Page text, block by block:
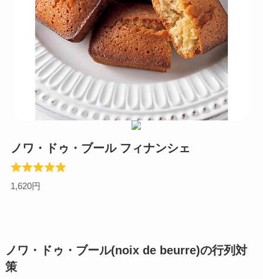
ノワ・ドゥ・ブール フィナンシェ
1,620円
ノワ・ドゥ・ブール(noix de beurre)の行列対
策